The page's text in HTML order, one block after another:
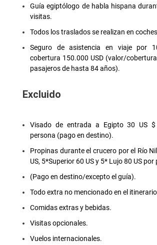
Guía egiptólogo de habla hispana
visitas.
Todos los traslados se realizan en
Seguro de asistencia en viaje por
cobertura 150.000 USD (valor/
pasajeros de hasta 84 años).
Excluido
Visado de entrada a Egipto 30 US
persona (pago en destino).
Propinas durante el crucero por el Río
US, 5*Superior 60 US y 5* Lujo 80 US por
(Pago en destino/excepto el guía).
Todo extra no mencionado en el
Comidas extras y bebidas.
Visitas opcionales.
Vuelos internacionales.